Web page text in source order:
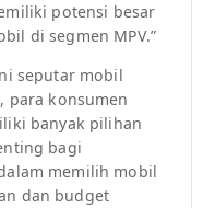
potensi besar
di segmen MPV.”
seputar mobil
para konsumen
banyak pilihan
bagi
memilih mobil
dan budget